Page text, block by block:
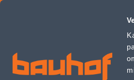
Lülitid ja pistikupesad - Bauhof has